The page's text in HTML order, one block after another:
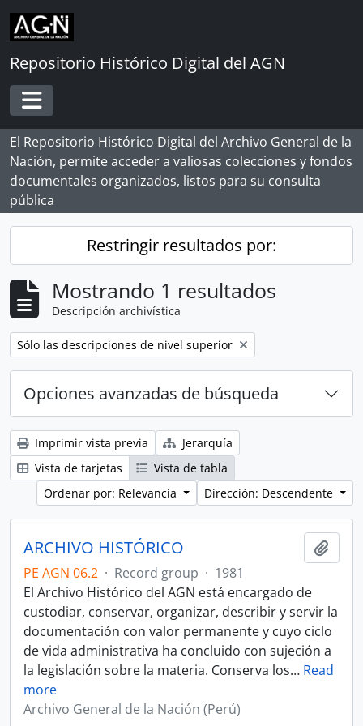
Skip to main content
Repositorio Histórico Digital del AGN
Toggle navigation
El Repositorio Histórico Digital del Archivo General de la
Nación, permite acceder a valiosas colecciones y fondos
documentales organizados, listos para su consulta
pública
Restringir resultados por:
Mostrando 1 resultados
Descripción archivística
Remove filter:
Sólo las descripciones de nivel superior
Opciones avanzadas de búsqueda
Imprimir vista previa
Jerarquía
Vista de tarjetas
Vista de tabla
Ordenar por: Relevancia
Dirección: Descendente
ARCHIVO HISTÓRICO
PE AGN 06.2 · Record group · 1981
El Archivo Histórico del AGN está encargado de
custodiar, conservar, organizar, describir y servir la
documentación con valor permanente y cuyo ciclo
de vida administrativa ha concluido con sujeción a
la legislación sobre la materia. Conserva los… Read
more
Archivo General de la Nación (Perú)